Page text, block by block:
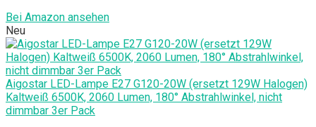
Bei Amazon ansehen
Neu
Aigostar LED-Lampe E27 G120-20W (ersetzt 129W Halogen)
Kaltweiß 6500K, 2060 Lumen, 180° Abstrahlwinkel, nicht
dimmbar 3er Pack